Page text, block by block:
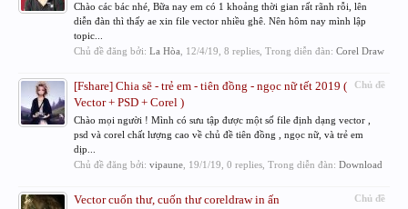
Chào các bác nhé, Bữa nay em có 1 khoảng thời gian rất rãnh rỗi, lên
diễn đàn thì thấy ae xin file vector nhiều ghê. Nên hôm nay mình lập
topic...
Chủ đề đăng bởi: La Hòa 12/4/19 , 8 replies, Trong diễn đàn: Corel Draw
Chủ đề
[Fshare] Chia sẽ - trẻ em - tiên đồng - ngọc nữ tết 2019 (
Vector + PSD + Corel )
Chào mọi người ! Mình có sưu tập được một số file định dạng vector ,
psd và corel chất lượng cao về chủ đề tiên đồng , ngọc nữ, và trẻ em
dịp...
Chủ đề đăng bởi: vipaune 19/1/19 , 0 replies, Trong diễn đàn: Download
Chủ đề
Vector cuốn thư, cuốn thư coreldraw in ấn